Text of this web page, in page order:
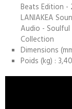
Beats Edition -
LANIAKEA
Audio - Soulful
Collection
Dimensions
Poids (kg) :